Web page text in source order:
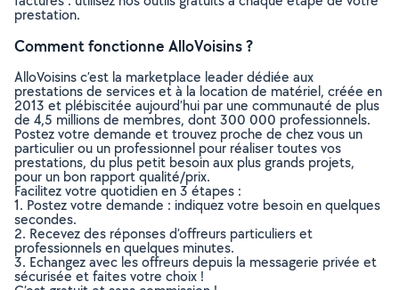
prestation.
Comment fonctionne AlloVoisins ?
AlloVoisins c’est la marketplace leader dédiée aux
prestations de services et à la location de matériel, créée en
2013 et plébiscitée aujourd’hui par une communauté de plus
de 4,5 millions de membres, dont 300 000 professionnels.
Postez votre demande et trouvez proche de chez vous un
particulier ou un professionnel pour réaliser toutes vos
prestations, du plus petit besoin aux plus grands projets,
pour un bon rapport qualité/prix.
Facilitez votre quotidien en 3 étapes :
1. Postez votre demande : indiquez votre besoin en quelques
secondes.
2. Recevez des réponses d’offreurs particuliers et
professionnels en quelques minutes.
3. Echangez avec les offreurs depuis la messagerie privée et
sécurisée et faites votre choix !